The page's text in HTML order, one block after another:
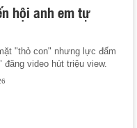
hội anh em tự
"thỏ con" nhưng lực đấm
đăng video hút triệu view.